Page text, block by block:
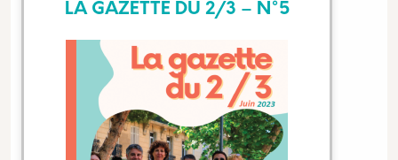
LA GAZETTE DU 2/3 – N°5